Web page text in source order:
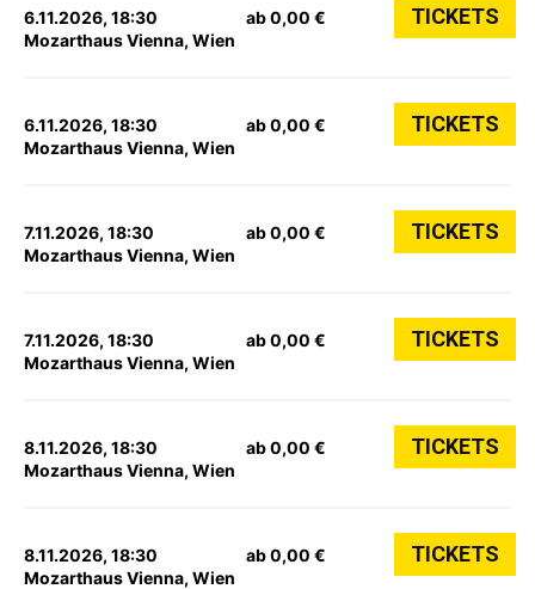
6.11.2026, 18:30
Mozarthaus Vienna, Wien
ab 0,00 € TICKETS
6.11.2026, 18:30
Mozarthaus Vienna, Wien
ab 0,00 € TICKETS
7.11.2026, 18:30
Mozarthaus Vienna, Wien
ab 0,00 € TICKETS
7.11.2026, 18:30
Mozarthaus Vienna, Wien
ab 0,00 € TICKETS
8.11.2026, 18:30
Mozarthaus Vienna, Wien
ab 0,00 € TICKETS
8.11.2026, 18:30
Mozarthaus Vienna, Wien
ab 0,00 € TICKETS